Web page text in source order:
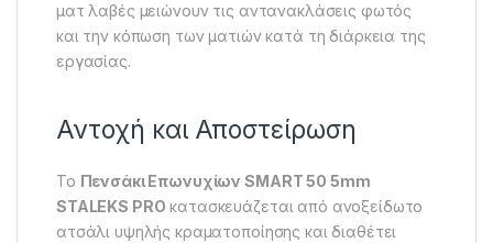
ματ λαβές μειώνουν τις αντανακλάσεις φωτός
και την κόπωση των ματιών κατά τη διάρκεια της
εργασίας.
Αντοχή και Αποστείρωση
Το Πενσάκι Επωνυχίων SMART 50 5mm
STALEKS PRO κατασκευάζεται από ανοξείδωτο
ατσάλι υψηλής κραματοποίησης και διαθέτει